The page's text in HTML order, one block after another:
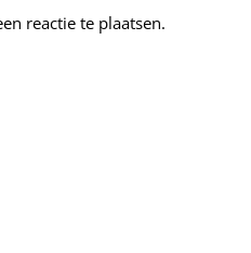
reactie te plaatsen.